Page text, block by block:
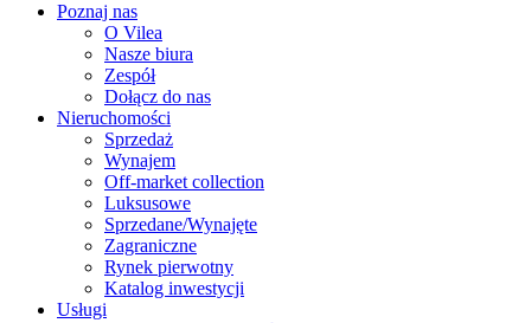
Poznaj nas
O Vilea
Nasze biura
Zespół
Dołącz do nas
Nieruchomości
Sprzedaż
Wynajem
Off-market collection
Luksusowe
Sprzedane/Wynajęte
Zagraniczne
Rynek pierwotny
Katalog inwestycji
Usługi